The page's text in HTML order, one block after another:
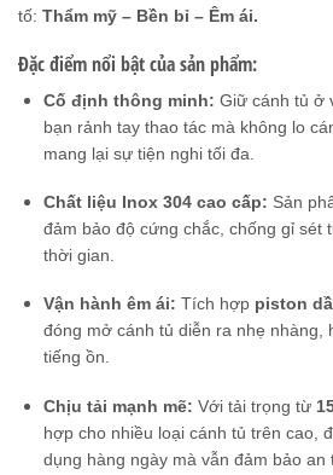
tố: Thẩm mỹ – Bền bỉ – Êm ái.
Đặc điểm nổi bật của sản phẩm:
Cố định thông minh: Giữ cánh tủ ở
bạn rảnh tay thao tác mà không lo
mang lại sự tiện nghi tối đa.
Chất liệu Inox 304 cao cấp: Sản
đảm bảo độ cứng chắc, chống gỉ sét
thời gian.
Vận hành êm ái: Tích hợp piston
đóng mở cánh tủ diễn ra nhẹ nhàng,
tiếng ồn.
Chịu tải mạnh mẽ: Với tải trọng từ
hợp cho nhiều loại cánh tủ trên cao,
dụng hàng ngày mà vẫn đảm bảo an